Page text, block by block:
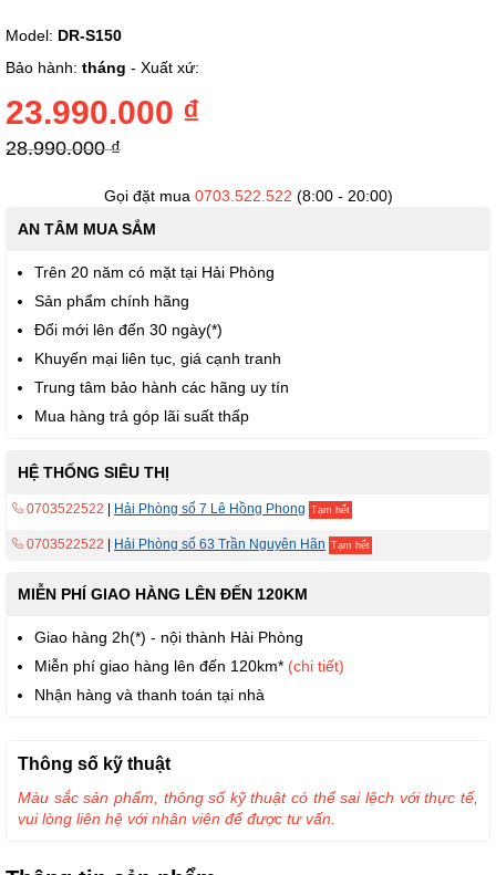
đến
phần
của
thư
viện
Model: DR-S150
Bảo hành: tháng - Xuất xứ:
23.990.000 ₫
28.990.000 ₫
Gọi đặt mua 0703.522.522 (8:00 - 20:00)
AN TÂM MUA SẮM
Trên 20 năm có mặt tại Hải Phòng
Sản phẩm chính hãng
Đổi mới lên đến 30 ngày(*)
Khuyến mại liên tục, giá cạnh tranh
Trung tâm bảo hành các hãng uy tín
Mua hàng trả góp lãi suất thấp
HỆ THỐNG SIÊU THỊ
0703522522 Hải Phòng số 7 Lê Hồng Phong Tạm hết
0703522522 Hải Phòng số 63 Trần Nguyên Hãn Tạm hết
MIỄN PHÍ GIAO HÀNG LÊN ĐẾN 120KM
Giao hàng 2h(*) - nội thành Hải Phòng
Miễn phí giao hàng lên đến 120km* (chi tiết)
Nhận hàng và thanh toán tại nhà
Thông số kỹ thuật
Màu sắc sản phẩm, thông số kỹ thuật có thể sai lệch với thực tế,
vui lòng liên hệ với nhân viên để được tư vấn.